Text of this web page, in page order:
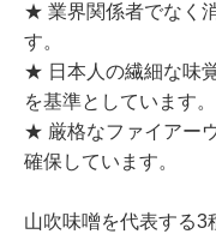
★ 業界関係者でなく
す。
★ 日本人の繊細な味
を基準としています。
★ 厳格なファイアー
確保しています。
山吹味噌を代表する3